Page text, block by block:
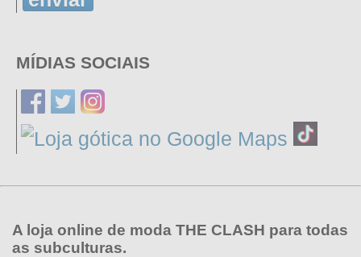
MÍDIAS SOCIAIS
A loja online de moda THE CLASH para todas
as subculturas.